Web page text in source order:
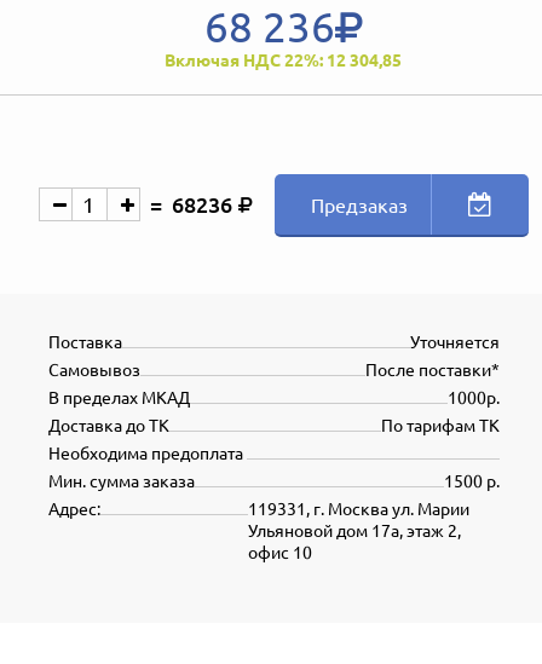
68 236
Включая НДС 22%: 12 304,85
68236 Предзаказ
Уточняется
Поставка
После поставки*
Самовывоз
1000р.
В пределах МКАД
По тарифам ТК
Доставка до ТК
Необходима предоплата
1500 р.
Мин. сумма заказа
119331, г. Москва ул. Марии
Ульяновой дом 17а, этаж 2,
офис 10
Адрес: